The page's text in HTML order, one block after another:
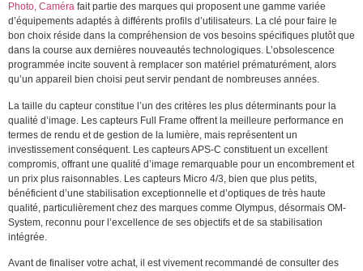
Photo, Caméra fait partie des marques qui proposent une gamme variée
d’équipements adaptés à différents profils d’utilisateurs. La clé pour faire le
bon choix réside dans la compréhension de vos besoins spécifiques plutôt que
dans la course aux dernières nouveautés technologiques. L’obsolescence
programmée incite souvent à remplacer son matériel prématurément, alors
qu’un appareil bien choisi peut servir pendant de nombreuses années.
La taille du capteur constitue l’un des critères les plus déterminants pour la
qualité d’image. Les capteurs Full Frame offrent la meilleure performance en
termes de rendu et de gestion de la lumière, mais représentent un
investissement conséquent. Les capteurs APS-C constituent un excellent
compromis, offrant une qualité d’image remarquable pour un encombrement et
un prix plus raisonnables. Les capteurs Micro 4/3, bien que plus petits,
bénéficient d’une stabilisation exceptionnelle et d’optiques de très haute
qualité, particulièrement chez des marques comme Olympus, désormais OM-
System, reconnu pour l’excellence de ses objectifs et de sa stabilisation
intégrée.
Avant de finaliser votre achat, il est vivement recommandé de consulter des